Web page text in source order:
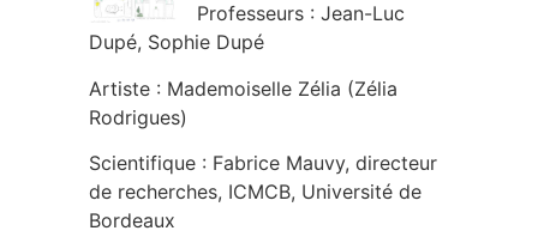
Professeurs : Jean-Luc
Dupé, Sophie Dupé
Artiste : Mademoiselle Zélia (Zélia
Rodrigues)
Scientifique : Fabrice Mauvy, directeur
de recherches, ICMCB, Université de
Bordeaux